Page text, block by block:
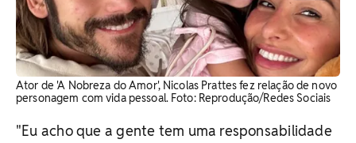
Ator de 'A Nobreza do Amor', Nicolas Prattes fez relação de novo
personagem com vida pessoal. Foto: Reprodução/Redes Sociais
"Eu acho que a gente tem uma responsabilidade